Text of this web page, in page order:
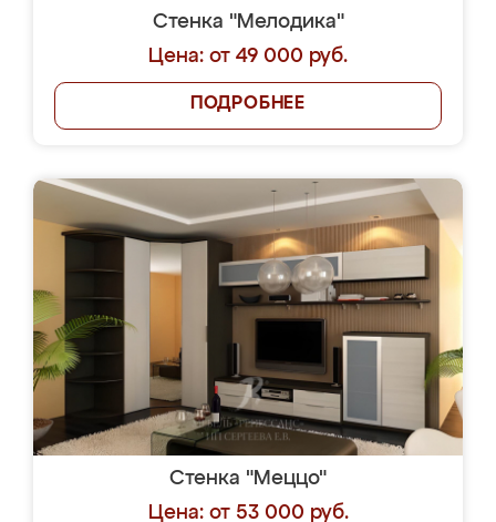
Стенка "Мелодика"
Цена: от 49 000 руб.
ПОДРОБНЕЕ
Стенка "Меццо"
Цена: от 53 000 руб.